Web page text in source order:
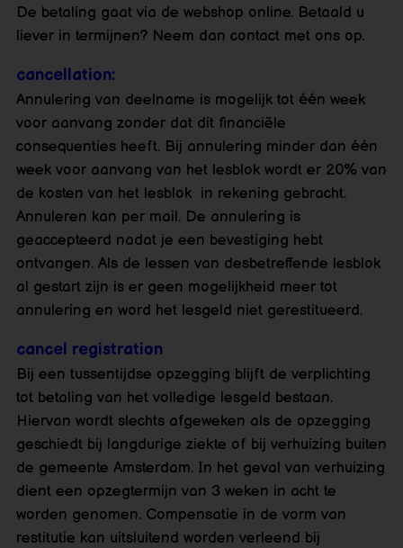
De betaling gaat via de webshop online. Betaald u
liever in termijnen? Neem dan contact met ons op.
cancellation:
Annulering van deelname is mogelijk tot één week
voor aanvang zonder dat dit financiële
consequenties heeft. Bij annulering minder dan één
week voor aanvang van het lesblok wordt er 20% van
de kosten van het lesblok in rekening gebracht.
Annuleren kan per mail. De annulering is
geaccepteerd nadat je een bevestiging hebt
ontvangen. Als de lessen van desbetreffende lesblok
al gestart zijn is er geen mogelijkheid meer tot
annulering en word het lesgeld niet gerestitueerd.
cancel registration
Bij een tussentijdse opzegging blijft de verplichting
tot betaling van het volledige lesgeld bestaan.
Hiervan wordt slechts afgeweken als de opzegging
geschiedt bij langdurige ziekte of bij verhuizing buiten
de gemeente Amsterdam. In het geval van verhuizing
dient een opzegtermijn van 3 weken in acht te
worden genomen. Compensatie in de vorm van
restitutie kan uitsluitend worden verleend bij